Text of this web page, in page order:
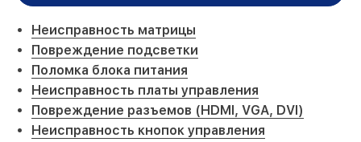
Неисправность матрицы
Повреждение подсветки
Поломка блока питания
Неисправность платы управления
Повреждение разъемов (HDMI, VGA, DVI)
Неисправность кнопок управления